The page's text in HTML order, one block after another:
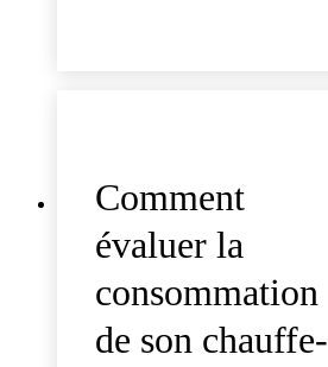
Comment
évaluer la
consommation
de son chauffe-